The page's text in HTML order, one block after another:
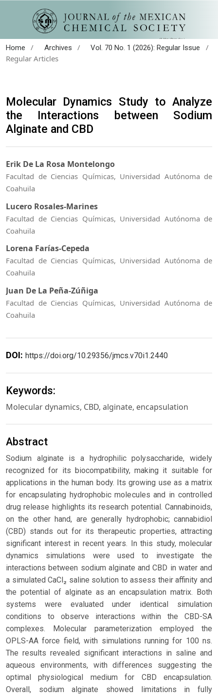
Home / Archives / Vol. 70 No. 1 (2026): Regular Issue
/
Regular Articles
Molecular Dynamics Study to Analyze
the Interactions between Sodium
Alginate and CBD
Erik De La Rosa Montelongo
Facultad de Ciencias Químicas, Universidad Autónoma de
Coahuila
Lucero Rosales-Marines
Facultad de Ciencias Químicas, Universidad Autónoma de
Coahuila
Lorena Farías-Cepeda
Facultad de Ciencias Químicas, Universidad Autónoma de
Coahuila
Juan De La Peña-Zúñiga
Facultad de Ciencias Químicas, Universidad Autónoma de
Coahuila
DOI: https://doi.org/10.29356/jmcs.v70i1.2440
Keywords:
Molecular dynamics, CBD, alginate, encapsulation
Abstract
Sodium alginate is a hydrophilic polysaccharide, widely
recognized for its biocompatibility, making it suitable for
applications in the human body. Its growing use as a matrix
for encapsulating hydrophobic molecules and in controlled
drug release highlights its research potential. Cannabinoids,
on the other hand, are generally hydrophobic; cannabidiol
(CBD) stands out for its therapeutic properties, attracting
significant interest in recent years. In this study, molecular
dynamics simulations were used to investigate the
interactions between sodium alginate and CBD in water and
a simulated CaCl₂ saline solution to assess their affinity and
the potential of alginate as an encapsulation matrix. Both
systems were evaluated under identical simulation
conditions to observe interactions within the CBD-SA
complexes. Molecular parameterization employed the
OPLS-AA force field, with simulations running for 100 ns.
The results revealed significant interactions in saline and
aqueous environments, with differences suggesting the
optimal physiological medium for CBD encapsulation.
Overall, sodium alginate showed limitations in fully